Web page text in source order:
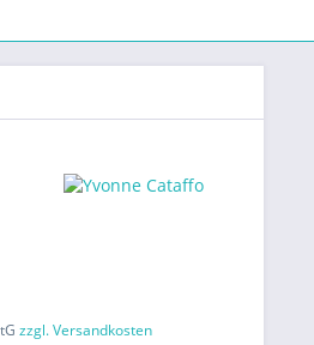
zzgl. Versandkosten